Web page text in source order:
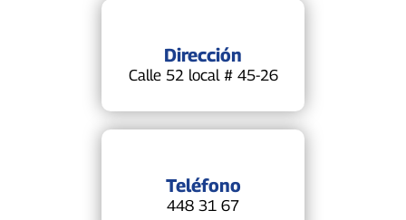
Dirección
Calle 52 local # 45-26
Teléfono
448 31 67